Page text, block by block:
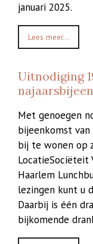
januari 2025.
Lees meer...
Uitnodiging
Met genoegen
bijeenkomst van
bij te wonen op
LocatieSociëteit
Haarlem
lezingen kunt u
Daarbij is één
bijkomende